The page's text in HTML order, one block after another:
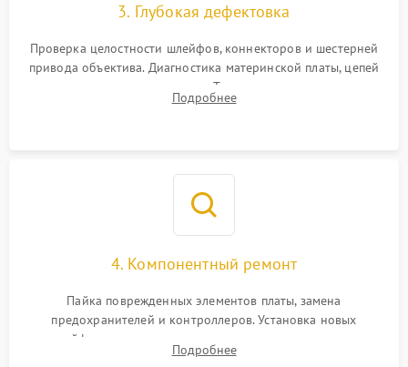
3. Глубокая дефектовка
Проверка целостности шлейфов, коннекторов и шестерней
привода объектива. Диагностика материнской платы, цепей
питания и картоприемника. Тестирование механизма
затвора и блока внутрикамерной стабилизации.
Подробнее
4. Компонентный ремонт
Пайка поврежденных элементов платы, замена
предохранителей и контроллеров. Установка новых
шлейфов, дисплея, механизма затвора или двигателя
автофокуса. Восстановление геометрии тубуса объектива
Подробнее